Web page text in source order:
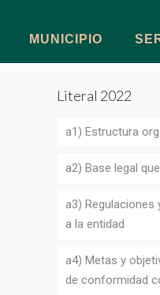
MUNICIPIO
Literal 2022
a1) Estructura
a2) Base legal
a3)
a la entidad
a4) Metas y
de conformidad